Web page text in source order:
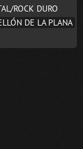
ROCK DURO
DE LA PLANA